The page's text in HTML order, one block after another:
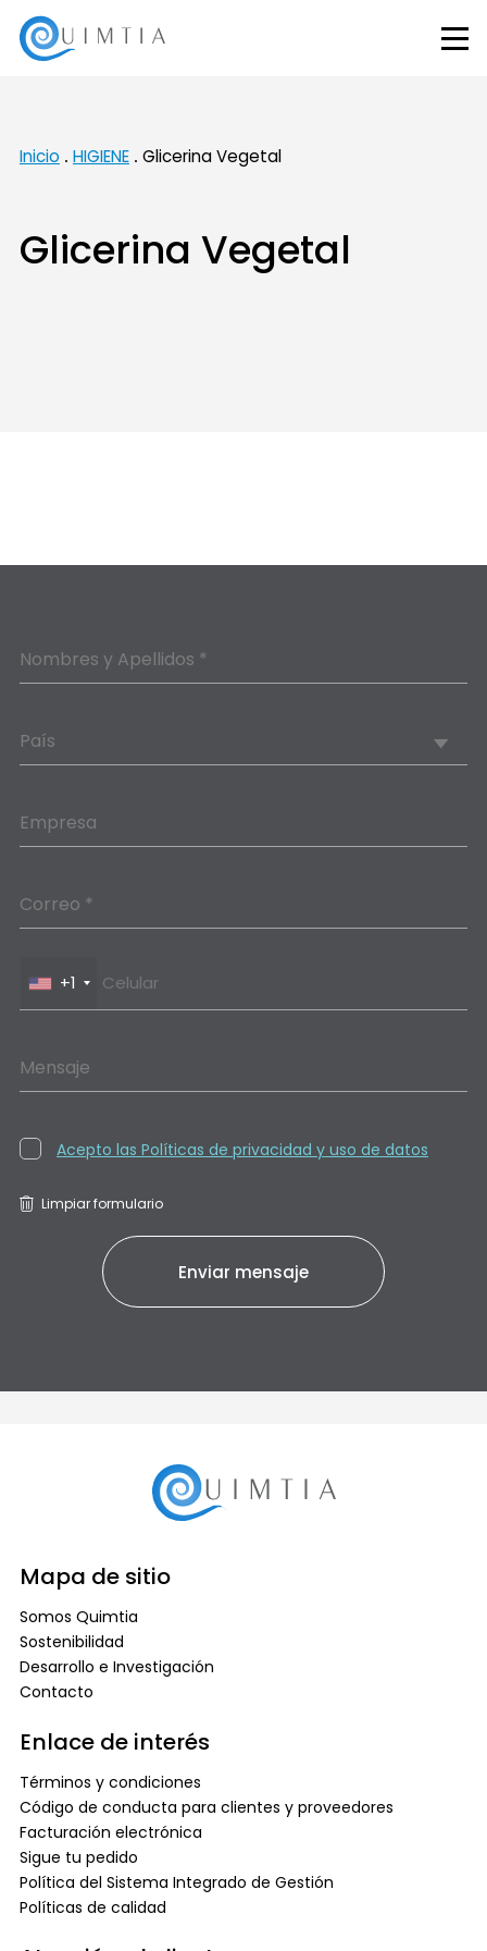
Inicio HIGIENE Glicerina Vegetal
Glicerina Vegetal
Nombres y Apellidos *
País
Empresa
Correo *
+1
Mensaje
Acepto las Políticas de privacidad y uso de datos
Limpiar formulario
Mapa de sitio
Somos Quimtia
Sostenibilidad
Desarrollo e Investigación
Contacto
Enlace de interés
Términos y condiciones
Código de conducta para clientes y proveedores
Facturación electrónica
Sigue tu pedido
Política del Sistema Integrado de Gestión
Políticas de calidad